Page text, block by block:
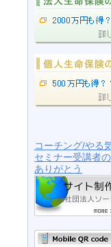
コーチング/やる
セミナー受講者
ありがとう